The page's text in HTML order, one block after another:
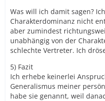
Was will ich damit sagen?
Charakterdominanz nicht
aber zumindest
unabhängig von der
schlechte Vertreter. Ich
5) Fazit
Ich erhebe keinerlei
Generalismus meiner
habe sie genannt, weil